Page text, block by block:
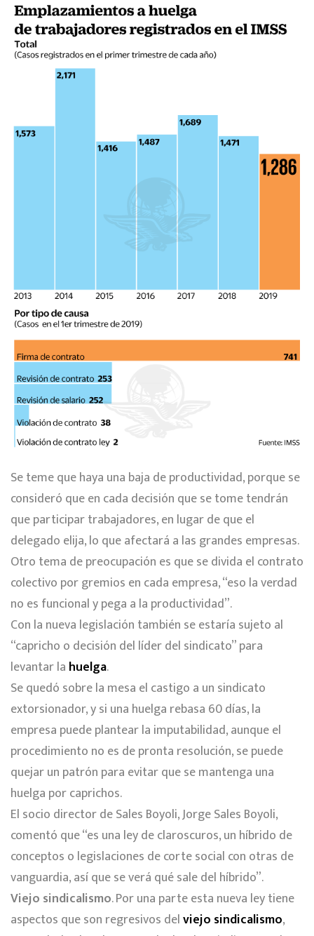
Se teme que haya una baja de productividad, porque se
consideró que en cada decisión que se tome tendrán
que participar trabajadores, en lugar de que el
delegado elija, lo que afectará a las grandes empresas.
Otro tema de preocupación es que se divida el contrato
colectivo por gremios en cada empresa, “eso la verdad
no es funcional y pega a la productividad”.
Con la nueva legislación también se estaría sujeto al
“capricho o decisión del líder del sindicato” para
levantar la huelga.
Se quedó sobre la mesa el castigo a un sindicato
extorsionador, y si una huelga rebasa 60 días, la
empresa puede plantear la imputabilidad, aunque el
procedimiento no es de pronta resolución, se puede
quejar un patrón para evitar que se mantenga una
huelga por caprichos.
El socio director de Sales Boyoli, Jorge Sales Boyoli,
comentó que “es una ley de claroscuros, un híbrido de
conceptos o legislaciones de corte social con otras de
vanguardia, así que se verá qué sale del híbrido”.
Viejo sindicalismo. Por una parte esta nueva ley tiene
aspectos que son regresivos delviejo sindicalismo,